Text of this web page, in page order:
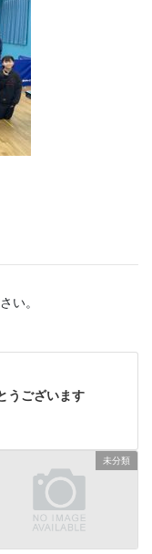
い。
うございます
未分類